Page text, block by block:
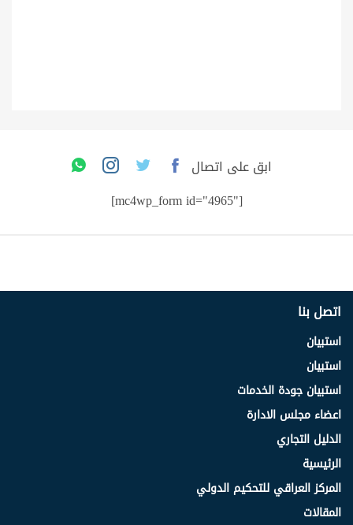
ابق على اتصال
[mc4wp_form id="4965"]
اتصل بنا
استبيان
استبيان
استبيان جودة الخدمات
اعضاء مجلس الادارة
الدليل التجاري
الرئيسية
المركز العراقي للتحكيم الدولي
المقالات